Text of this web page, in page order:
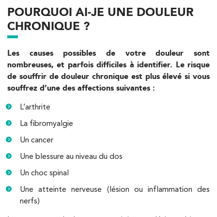
POURQUOI AI-JE UNE DOULEUR
CHRONIQUE ?
Les causes possibles de votre douleur sont
nombreuses, et parfois difficiles à identifier. Le risque
de souffrir de douleur chronique est plus élevé si vous
souffrez d’une des affections suivantes :
L’arthrite
La fibromyalgie
Un cancer
Une blessure au niveau du dos
Un choc spinal
Une atteinte nerveuse (lésion ou inflammation des
nerfs)
PRENEZ RDV SUR
IK Paris 6 – Cassette
1 Rue Cassette 75006 Paris
1 Rue Cassette 75006 Paris
01 42 84 06 95
PRENEZ RDV SUR
Kinésithérapie